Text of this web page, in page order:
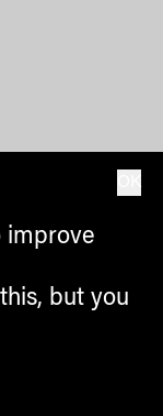
improve
but you